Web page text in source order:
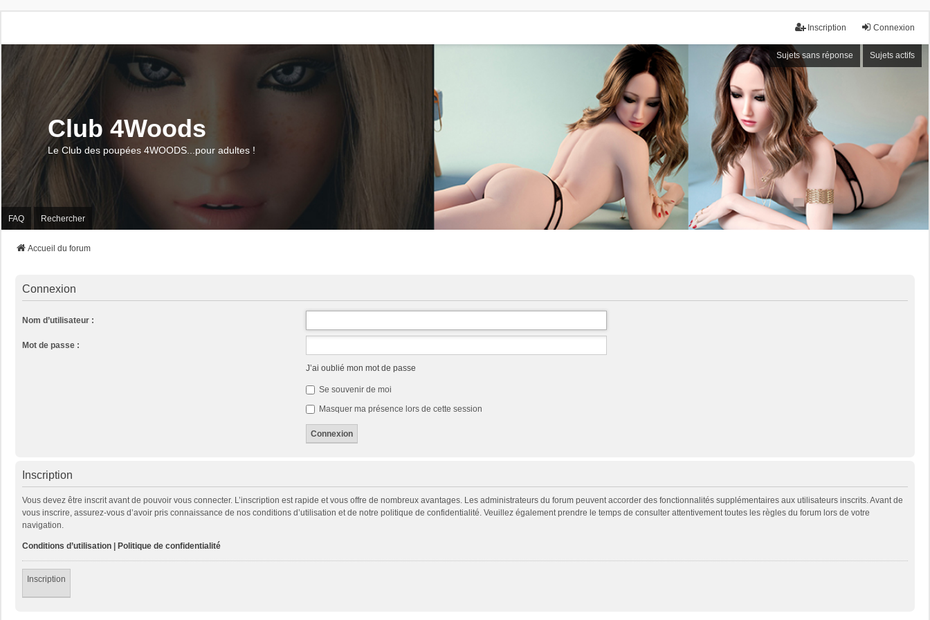
Connexion
Inscription
Sujets sans réponse Sujets actifs
Club 4Woods
Le Club des poupées 4WOODS...pour adultes !
FAQ Rechercher
Accueil du forum
Connexion
Nom d’utilisateur :
Mot de passe :
J’ai oublié mon mot de passe
Se souvenir de moi
Masquer ma présence lors de cette session
Inscription
Vous devez être inscrit avant de pouvoir vous connecter. L’inscription est rapide et vous offre de nombreux avantages. Les administrateurs du forum peuvent accorder des fonctionnalités supplémentaires aux utilisateurs inscrits. Avant de
vous inscrire, assurez-vous d’avoir pris connaissance de nos conditions d’utilisation et de notre politique de confidentialité. Veuillez également prendre le temps de consulter attentivement toutes les règles du forum lors de votre
navigation.
Conditions d’utilisation Politique de confidentialité
Inscription